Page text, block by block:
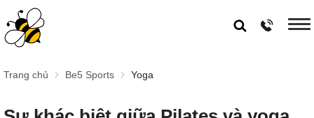
Trang chủ Be5 Sports Yoga